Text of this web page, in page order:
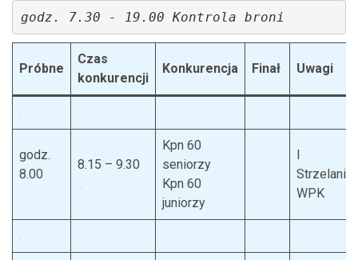
godz. 7.30 - 19.00 Kontrola broni
Próbne
Czas
konkurencji
Konkurencja Finał Uwagi
.
godz.
8.00
.
8.15 – 9.30
.
Kpn 60
seniorzy
Kpn 60
juniorzy
I
Strzelanie
WPK
.